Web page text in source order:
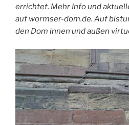
errichtet. Mehr Info und
auf wormser-dom.de. Auf
den Dom innen und außen